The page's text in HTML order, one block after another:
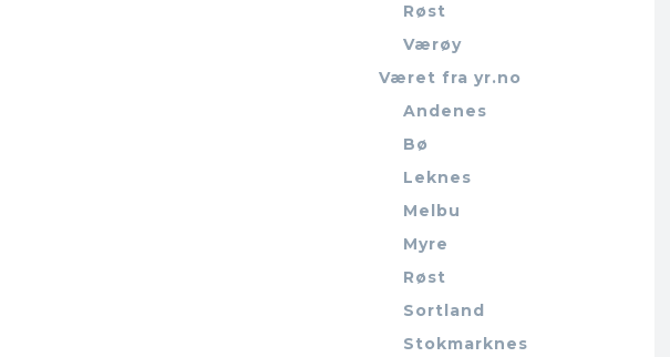
Røst
Værøy
Været fra yr.no
Andenes
Bø
Leknes
Melbu
Myre
Røst
Sortland
Stokmarknes